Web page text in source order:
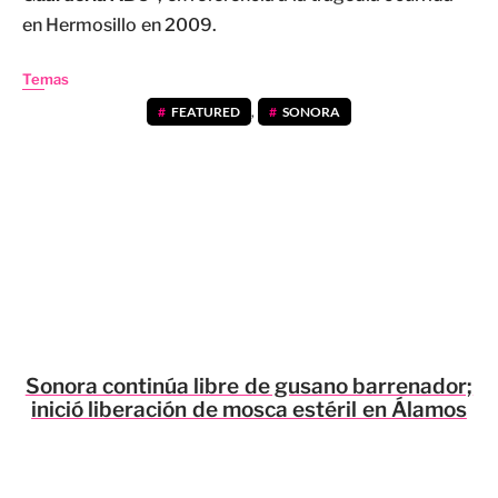
en Hermosillo en 2009.
Temas
FEATURED , SONORA
Sonora continúa libre de gusano barrenador;
inició liberación de mosca estéril en Álamos